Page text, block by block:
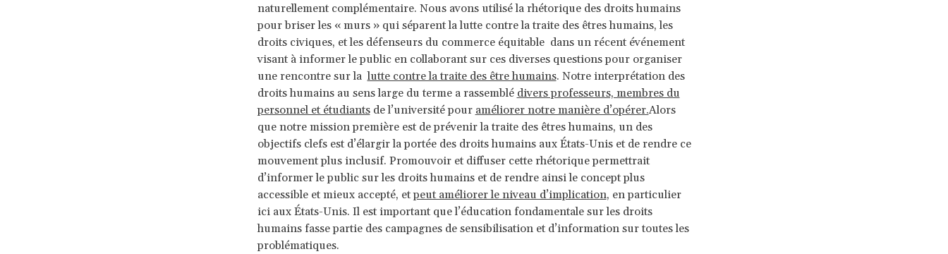
naturellement complémentaire. Nous avons utilisé la rhétorique des droits humains
pour briser les « murs » qui séparent la lutte contre la traite des êtres humains, les
droits civiques, et les défenseurs du commerce équitable dans un récent événement
visant à informer le public en collaborant sur ces diverses questions pour organiser
une rencontre sur lalutte contre la traite des être humains. Notre interprétation des
droits humains au sens large du terme a rassemblé divers professeurs, membres du
personnel et étudiantsde l’université pour améliorer notre manière d’opérer.Alors
que notre mission première est de prévenir la traite des êtres humains, un des
objectifs clefs est d’élargir la portée des droits humains aux États-Unis et de rendre ce
mouvement plus inclusif. Promouvoir et diffuser cette rhétorique permettrait
d’informer le public sur les droits humains et de rendre ainsi le concept plus
accessible et mieux accepté, etpeut améliorer le niveau d’implication, en particulier
ici aux États-Unis. Il est important que l’éducation fondamentale sur les droits
humains fasse partie des campagnes de sensibilisation et d’information sur toutes les
problématiques.